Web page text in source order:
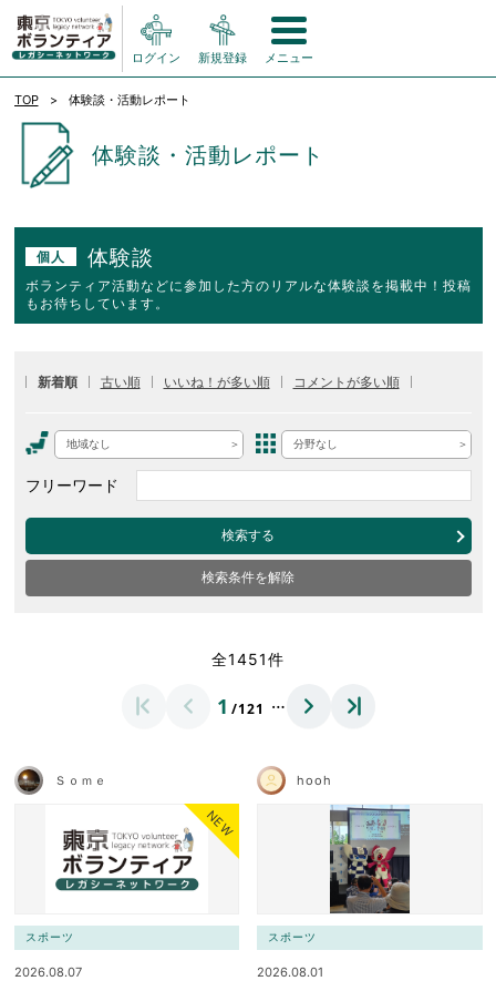
ログイン 新規登録 メニュー
TOP 体験談・活動レポート
体験談・活動レポート
個人 体験談
ボランティア活動などに参加した方のリアルな体験談を掲載中！投稿
もお待ちしています。
新着順 古い順 いいね！が多い順 コメントが多い順
地域なし 分野なし
フリーワード
検索する
検索条件を解除
全1451件
1 /121 …
Ｓｏｍｅ
NEW
スポーツ
2026.08.07
hooh
スポーツ
2026.08.01